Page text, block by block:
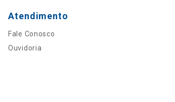
Atendimento
Fale Conosco
Ouvidoria